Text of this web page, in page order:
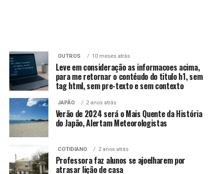
OUTROS 10 meses atrás
Leve em consideração as informacoes acima,
para me retornar o contéudo do titulo h1, sem
tag html, sem pre-texto e sem contexto
JAPÃO 2 anos atrás
Verão de 2024 será o Mais Quente da História
do Japão, Alertam Meteorologistas
COTIDIANO 2 anos atrás
Professora faz alunos se ajoelharem por
atrasar lição de casa